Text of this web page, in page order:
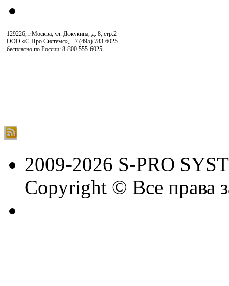
129226, г.Москва, ул. Докукина, д. 8, стр.2
ООО «С-Про Системс», +7 (495) 783-6025
бесплатно по России: 8-800-555-6025
2009-2026 S-PRO
Copyright © Все права